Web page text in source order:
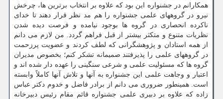
همکارانم در جشنواره این بود که علاوه بر انتخاب برترین ها، چرخش
نیرو در گروههای علمی جشنواره را هم مد نظر قرار دهند تا خدای
ناکرده انحصاری در گروه ها بوجود نیامده و فرصت دیده شدن
نظریات متنوع و متکثر بیشتر از قبل فراهم گردد. من لازم می دانم
از همه استادان و پژوهشگرانی که لطف کردند و عضویت پرزحمت
در گروههای علمی را پذیرفتند صمیمانه تشکر کنم؛ بخصوص مدیران
گروه ها که مسئولیت علمی و شرعی سنگینی را عهده دار شده اند و
اعتبار و وجاهت علمی این جشنواره به آنها و تلاش آنها کاملاً وابسته
است. همینطور ضروری می دانم از برادر فاضل و خدوم دکتر عباس
زاده که علاوه بر دبیری علمی جشنواره قائم مقام رئیس دبیرخانه